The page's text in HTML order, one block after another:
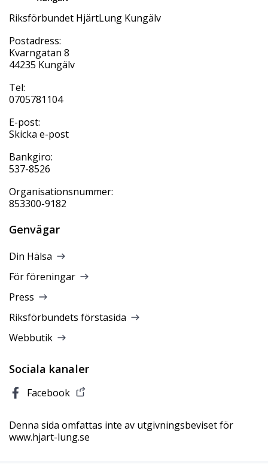
Riksförbundet HjärtLung Kungälv
Postadress:
Kvarngatan 8
44235 Kungälv
Tel:
0705781104
E-post:
Skicka e-post
Bankgiro:
537-8526
Organisationsnummer:
853300-9182
Genvägar
Din Hälsa
För föreningar
Press
Riksförbundets förstasida
Webbutik
Sociala kanaler
Facebook
Denna sida omfattas inte av utgivningsbeviset för
www.hjart-lung.se